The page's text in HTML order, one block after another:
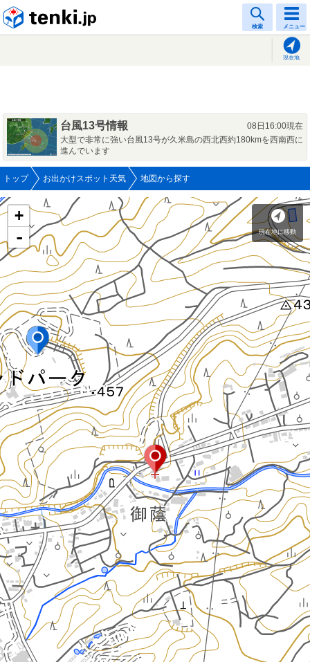
検索 メニュー
現在地
台風13号情報
08日16:00現在
大型で非常に強い台風13号が久米島の西北西約180kmを西南西に
進んでいます
トップ お出かけスポット天気 地図から探す
現在地に移動
+
-